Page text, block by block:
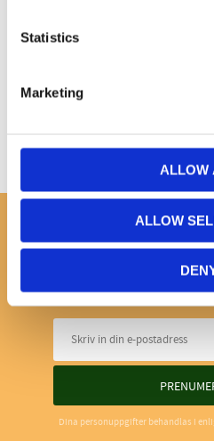
Statistics
Marketing
ALLOW
ALLOW
Dina personuppgifter behandlas i